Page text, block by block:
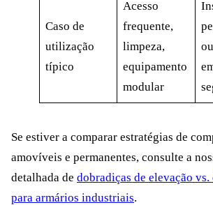
Caso de
utilização
típico
Acesso
frequente,
limpeza,
equipamento
modular
Se estiver a comparar estratégias de
amovíveis e permanentes, consulte a
detalhada de dobradiças de elevação
para armários industriais.